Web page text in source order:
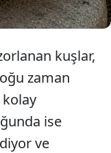
kuşlar,
zaman
ise
ve